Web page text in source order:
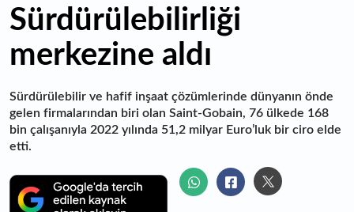
Sürdürülebilirliği
merkezine aldı
Sürdürülebilir ve hafif inşaat çözümlerinde dünyanın önde
gelen firmalarından biri olan Saint-Gobain, 76 ülkede 168
bin çalışanıyla 2022 yılında 51,2 milyar Euro’luk bir ciro elde
etti.